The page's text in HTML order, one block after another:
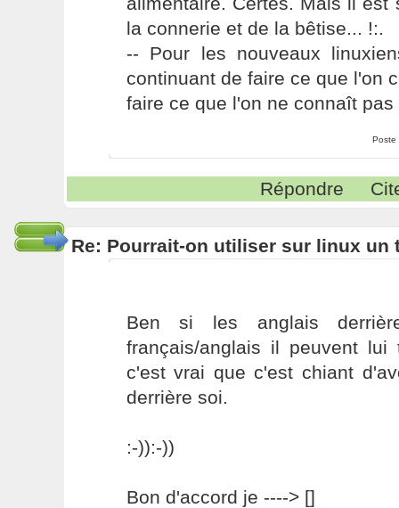
la connerie et de la bêtise... !:.
-- Pour les nouveaux
continuant de faire ce que l'on
faire ce que l'on ne connaît pas
Poste
Répondre
Re: Pourrait-on utiliser sur linux un
Ben si les anglais
français/anglais il peuvent
c'est vrai que c'est chiant
derrière soi.
:-)):-))
Bon d'accord je ----> []